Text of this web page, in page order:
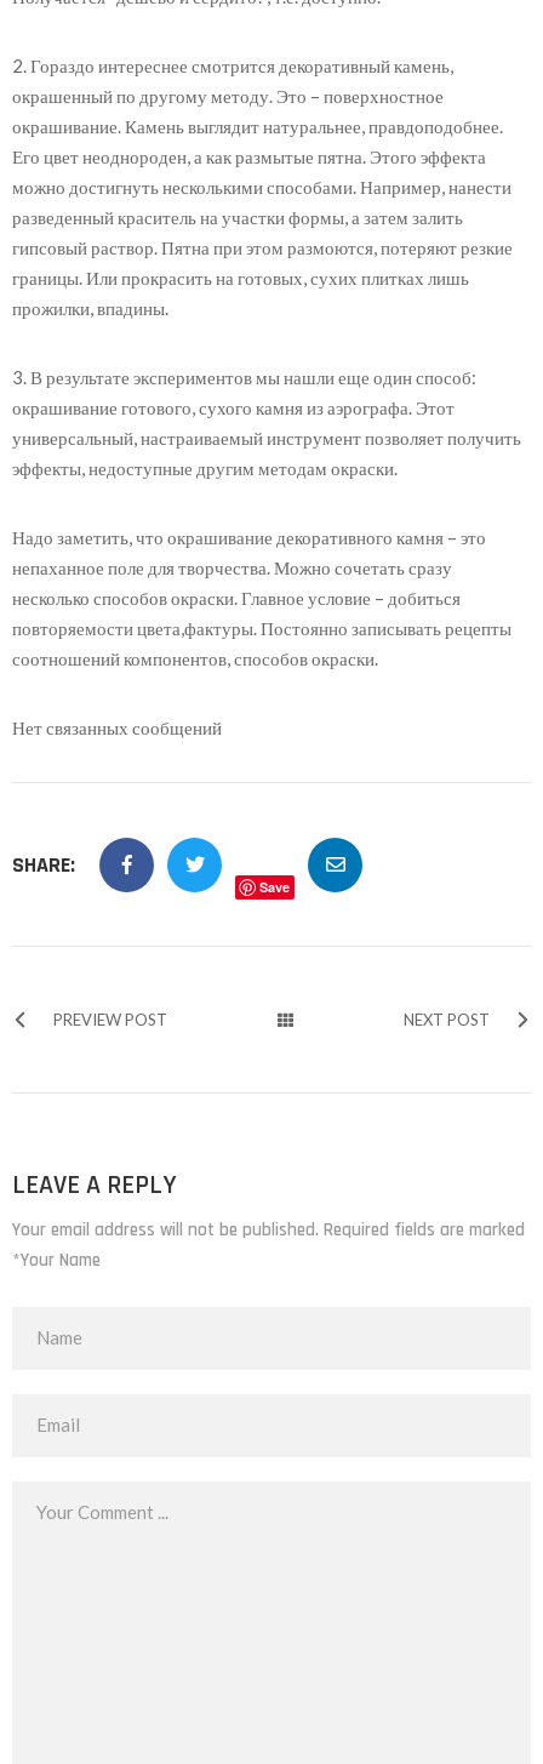
2. Гораздо интереснее смотрится декоративный камень,
окрашенный по другому методу. Это – поверхностное
окрашивание. Камень выглядит натуральнее, правдоподобнее.
Его цвет неоднороден, а как размытые пятна. Этого эффекта
можно достигнуть несколькими способами. Например, нанести
разведенный краситель на участки формы, а затем залить
гипсовый раствор. Пятна при этом размоются, потеряют резкие
границы. Или прокрасить на готовых, сухих плитках лишь
прожилки, впадины.
3. В результате экспериментов мы нашли еще один способ:
окрашивание готового, сухого камня из аэрографа. Этот
универсальный, настраиваемый инструмент позволяет получить
эффекты, недоступные другим методам окраски.
Надо заметить, что окрашивание декоративного камня – это
непаханное поле для творчества. Можно сочетать сразу
несколько способов окраски. Главное условие – добиться
повторяемости цвета,фактуры. Постоянно записывать рецепты
соотношений компонентов, способов окраски.
Нет связанных сообщений
SHARE:
Save
PREVIEW POST NEXT POST
LEAVE A REPLY
Your email address will not be published. Required fields are marked
*Your Name